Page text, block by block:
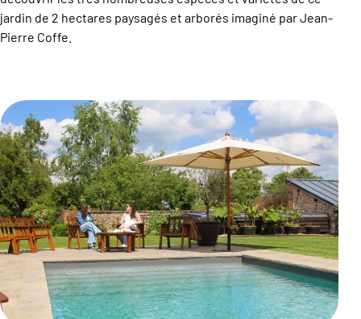
jardin de 2 hectares paysagés et arborés imaginé par Jean-
Pierre Coffe.